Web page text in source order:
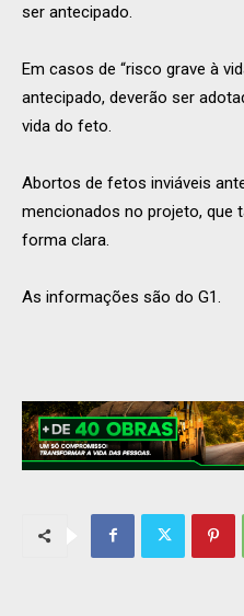
ser antecipado.
Em casos de “risco grave à
antecipado, deverão ser
vida do feto.
Abortos de fetos inviáveis
mencionados no projeto, que
forma clara.
As informações são do G1.